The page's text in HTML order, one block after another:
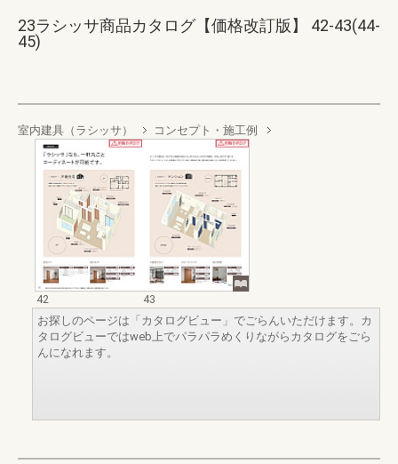
23ラシッサ商品カタログ【価格改訂版】 42-43(44-
45)
室内建具（ラシッサ） コンセプト・施工例
42
43
お探しのページは「カタログビュー」でごらんいただけます。カ
タログビューではweb上でパラパラめくりながらカタログをごら
んになれます。